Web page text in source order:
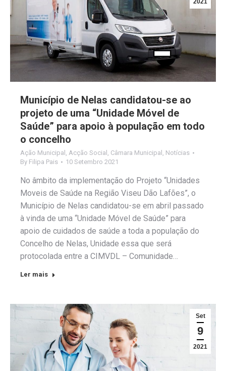
2021
Município de Nelas candidatou-se ao
projeto de uma “Unidade Móvel de
Saúde” para apoio à população em todo
o concelho
Ação Municipal , Acção Social , Câmara Municipal , Notícias
By Filipa Pais 10 Setembro 2021
No âmbito da implementação do Projeto “Unidades
Moveis de Saúde na Região Viseu Dão Lafões”, o
Município de Nelas candidatou-se em abril passado
à vinda de uma “Unidade Móvel de Saúde” para
apoio de cuidados de saúde a toda a população do
Concelho de Nelas, Unidade essa que será
protocolada entre a CIMVDL – Comunidade…
Ler mais
Set
9
2021